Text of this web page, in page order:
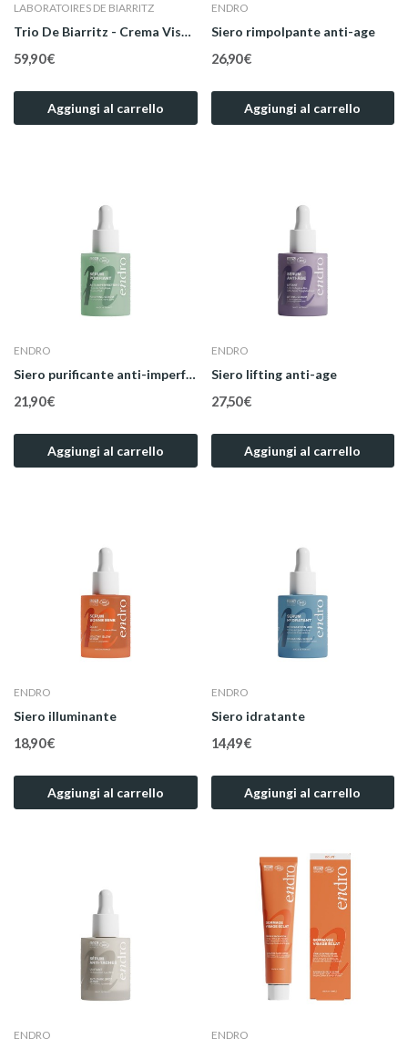
LABORATOIRES DE BIARRITZ
Trio De Biarritz - Crema Viso, Siero Viso e...
59,90 €
Aggiungi al carrello
ENDRO
Siero rimpolpante anti-age
26,90 €
Aggiungi al carrello
ENDRO
Siero purificante anti-imperfezioni
21,90 €
Aggiungi al carrello
ENDRO
Siero lifting anti-age
27,50 €
Aggiungi al carrello
ENDRO
Siero illuminante
18,90 €
Aggiungi al carrello
ENDRO
Siero idratante
14,49 €
Aggiungi al carrello
ENDRO ENDRO